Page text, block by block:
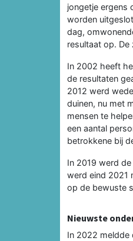
jongetje ergens
worden
dag,
resultaat op.
In 2002 heeft
de resultaten
2012 werd
duinen, nu met
mensen te
een aantal
betrokkene bij
In 2019 werd
werd eind 2021
op de bewuste
Nieuwste
In 2022 meldde